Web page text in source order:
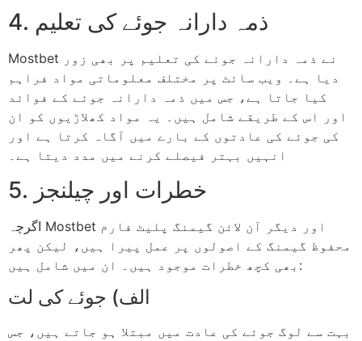
4. ذمہ دارانہ جوئے کی تعلیم
Mostbet نے ذمہ دارانہ جوئے کی تعلیم پر بھی زور
دیا ہے۔ ویب سائٹ پر مختلف معلوماتی مواد فراہم
کیا جاتا ہے، جس میں ذمہ دارانہ جوئے کے فوائد
اور اس کے طریقے شامل ہیں۔ یہ مواد کھلاڑیوں کو ان
کی جوئے کی عادتوں کے بارے میں آگاہ کرتا ہے اور
انہیں بہتر فیصلے کرنے میں مدد دیتا ہے۔
5. خطرات اور چیلنجز
اگرچہ Mostbet اور دیگر آن لائن گیمنگ پلیٹ فارم
محفوظ گیمنگ کے اصولوں پر عمل پیرا ہیں، لیکن پھر
بھی کچھ خطرات موجود ہیں۔ ان میں شامل ہیں:
الف) جوئے کی لت
بہت سے لوگ جوئے کی عادت میں مبتلا ہو جاتے ہیں، جس